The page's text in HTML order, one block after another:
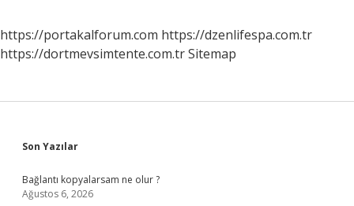
https://portakalforum.com https://dzenlifespa.com.tr
https://dortmevsimtente.com.trSitemap
Sidebar
Son Yazılar
Bağlantı kopyalarsam ne olur ?
Ağustos 6, 2026